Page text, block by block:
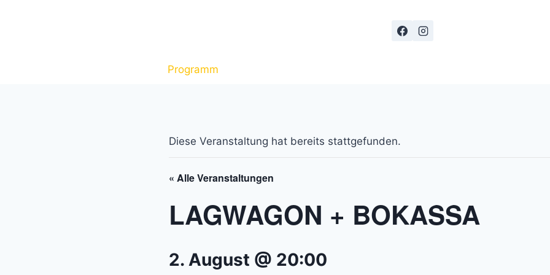
Programm
Diese Veranstaltung hat bereits stattgefunden.
« Alle Veranstaltungen
LAGWAGON + BOKASSA
2. August @ 20:00